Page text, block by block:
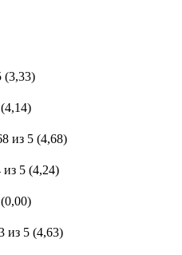
(3,33)
(4,14)
(4,68)
(4,24)
(0,00)
(4,63)